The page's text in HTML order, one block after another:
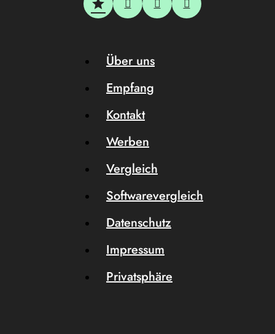
Über uns
Empfang
Kontakt
Werben
Vergleich
Softwarevergleich
Datenschutz
Impressum
Privatsphäre